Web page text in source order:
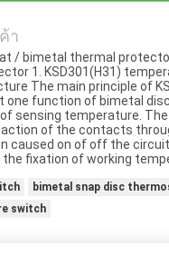
า
/ bimetal thermal
1. KSD301(H31)
The main principle of
function of bimetal
sensing temperature.
of the contacts
caused on of off the circuit
fixation of working
bimetal snap disc
switch